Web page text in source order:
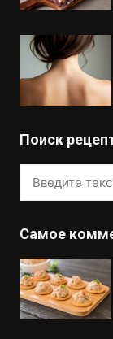
Поиск
Самое